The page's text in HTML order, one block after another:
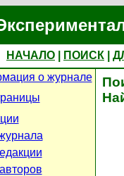
НАЧАЛО ПОИСК
о журнале